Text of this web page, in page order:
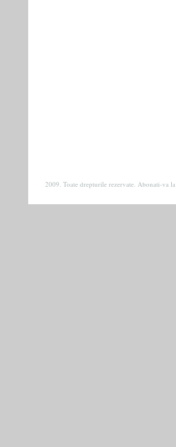
2009. Toate drepturile rezervate. Abonati-va la